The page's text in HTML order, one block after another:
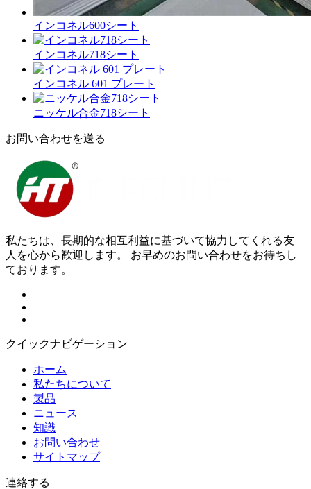
インコネル600シート
インコネル718シート
インコネル 601 プレート
ニッケル合金718シート
お問い合わせを送る
私たちは、長期的な相互利益に基づいて協力してくれる友
人を心から歓迎します。 お早めのお問い合わせをお待ちし
ております。
クイックナビゲーション
ホーム
私たちについて
製品
ニュース
知識
お問い合わせ
サイトマップ
連絡する